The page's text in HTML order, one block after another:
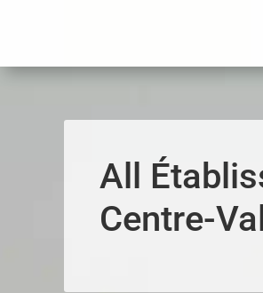
All
Centre-